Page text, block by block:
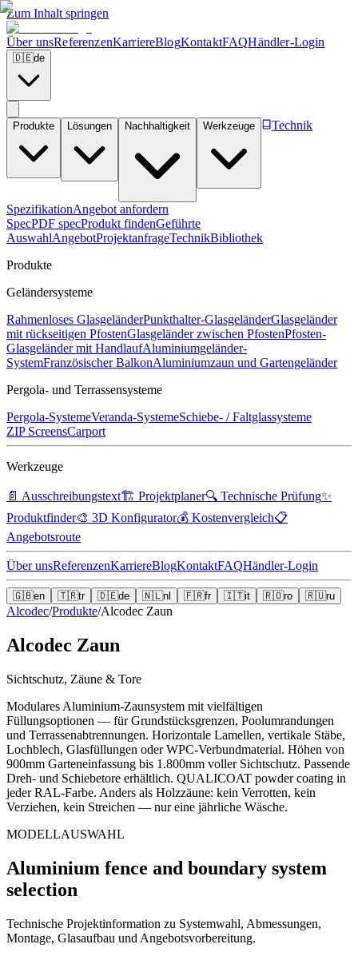
Zum Inhalt springen
Über unsReferenzenKarriereBlogKontaktFAQHändler-Login
🇩🇪de
Produkte Lösungen Nachhaltigkeit Werkzeuge Technik
SpezifikationAngebot anfordern
SpecPDF specProdukt findenGeführte
AuswahlAngebotProjektanfrageTechnikBibliothek
Produkte
Geländersysteme
Rahmenloses GlasgeländerPunkthalter-GlasgeländerGlasgeländer
mit rückseitigen PfostenGlasgeländer zwischen PfostenPfosten-
Glasgeländer mit HandlaufAluminiumgeländer-
SystemFranzösischer BalkonAluminiumzaun und Gartengeländer
Pergola- und Terrassensysteme
Pergola-SystemeVeranda-SystemeSchiebe- / Faltglassysteme
ZIP ScreensCarport
Werkzeuge
📄 Ausschreibungstext🏗️ Projektplaner🔍 Technische Prüfung✨
Produktfinder🎨 3D Konfigurator💰 Kostenvergleich📋
Angebotsroute
Über unsReferenzenKarriereBlogKontaktFAQHändler-Login
🇬🇧en 🇹🇷tr 🇩🇪de 🇳🇱nl 🇫🇷fr 🇮🇹it 🇷🇴ro 🇷🇺ru
Alcodec/Produkte/Alcodec Zaun
Alcodec Zaun
Sichtschutz, Zäune & Tore
Modulares Aluminium-Zaunsystem mit vielfältigen
Füllungsoptionen — für Grundstücksgrenzen, Poolumrandungen
und Terrassenabtrennungen. Horizontale Lamellen, vertikale Stäbe,
Lochblech, Glasfüllungen oder WPC-Verbundmaterial. Höhen von
900mm Garteneinfassung bis 1.800mm voller Sichtschutz. Passende
Dreh- und Schiebetore erhältlich. QUALICOAT powder coating in
jeder RAL-Farbe. Anders als Holzzäune: kein Verrotten, kein
Verziehen, kein Streichen — nur eine jährliche Wäsche.
MODELLAUSWAHL
Aluminium fence and boundary system
selection
Technische Projektinformation zu Systemwahl, Abmessungen,
Montage, Glasaufbau und Angebotsvorbereitung.